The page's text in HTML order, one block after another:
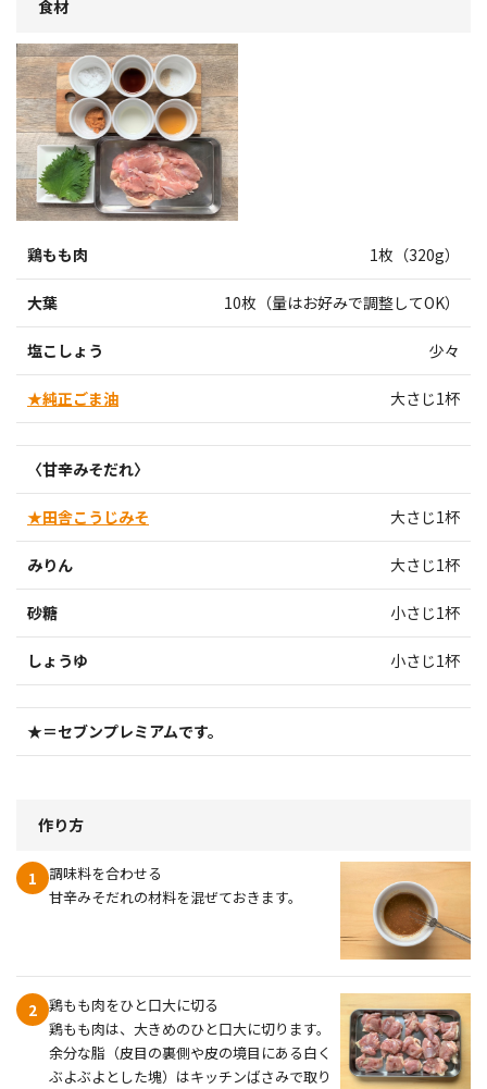
食材
鶏もも肉 1枚（320g）
大葉 10枚（量はお好みで調整してOK）
塩こしょう 少々
★純正ごま油 大さじ1杯
〈甘辛みそだれ〉
★田舎こうじみそ 大さじ1杯
みりん 大さじ1杯
砂糖 小さじ1杯
しょうゆ 小さじ1杯
★＝セブンプレミアムです。
作り方
1
調味料を合わせる
甘辛みそだれの材料を混ぜておきます。
2 鶏もも肉をひと口大に切る
鶏もも肉は、大きめのひと口大に切ります。
余分な脂（皮目の裏側や皮の境目にある白く
ぶよぶよとした塊）はキッチンばさみで取り